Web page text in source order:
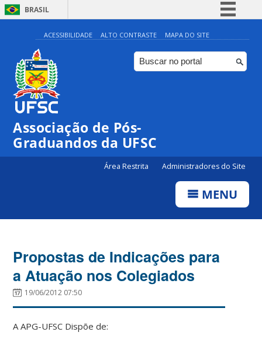
BRASIL
Simplifique!
Comunica BR
Participe
ACESSIBILIDADE ALTO CONTRASTE MAPA DO SITE
Associação de Pós-
Graduandos da UFSC
Área Restrita Administradores do Site
MENU
Propostas de Indicações para
a Atuação nos Colegiados
19/06/2012 07:50
A APG-UFSC Dispõe de: